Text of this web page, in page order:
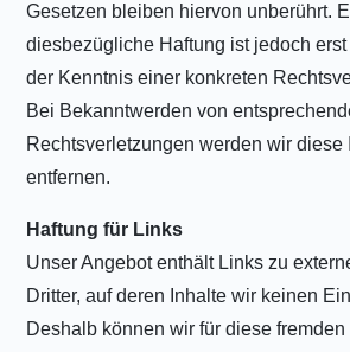
Gesetzen bleiben hiervon unberührt.
diesbezügliche Haftung ist jedoch
der Kenntnis einer konkreten
Bei Bekanntwerden von
Rechtsverletzungen werden wir diese
entfernen.
Haftung für Links
Unser Angebot enthält Links zu
Dritter, auf deren Inhalte wir keinen
Deshalb können wir für diese